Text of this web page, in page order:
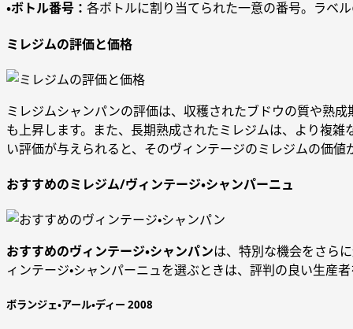
・ボトル番号： 各ボトルに割り当てられた一意の番号。ラベ
ミレジムの評価と価格
ミレジムシャンパンの評価は、収穫されたブドウの質や熟
も上昇します。また、長期熟成されたミレジムは、より複
い評価が与えられると、そのヴィンテージのミレジムの価値
おすすめのミレジム/ヴィンテージ・シャンパーニュ
おすすめのヴィンテージ・シャンパンは、特別な機会をさら
ィンテージ・シャンパーニュを選ぶときは、評判の良い生
ボランジェ・アール・ディー 2008